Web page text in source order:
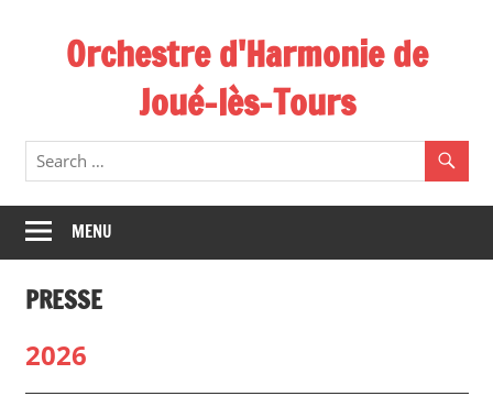
Orchestre d'Harmonie de
Joué-lès-Tours
MENU
PRESSE
2026